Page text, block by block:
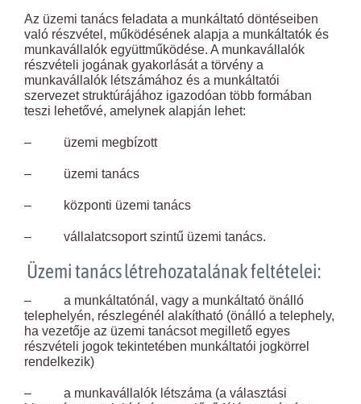
Az üzemi tanács feladata a munkáltató döntéseiben
való részvétel, működésének alapja a munkáltatók és
munkavállalók együttműködése. A munkavállalók
részvételi jogának gyakorlását a törvény a
munkavállalók létszámához és a munkáltatói
szervezet struktúrájához igazodóan több formában
teszi lehetővé, amelynek alapján lehet:
– üzemi megbízott
– üzemi tanács
– központi üzemi tanács
– vállalatcsoport szintű üzemi tanács.
Üzemi tanács létrehozatalának feltételei:
– a munkáltatónál, vagy a munkáltató önálló
telephelyén, részlegénél alakítható (önálló a telephely,
ha vezetője az üzemi tanácsot megillető egyes
részvételi jogok tekintetében munkáltatói jogkörrel
rendelkezik)
– a munkavállalók létszáma (a választási